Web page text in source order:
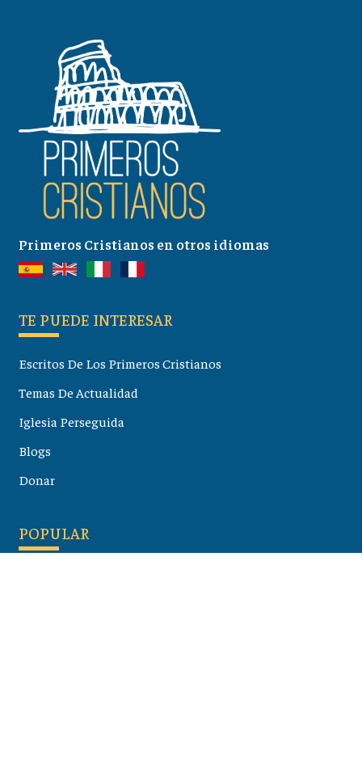
Primeros Cristianos en otros idiomas
TE PUEDE INTERESAR
Escritos De Los Primeros Cristianos
Temas De Actualidad
Iglesia Perseguida
Blogs
Donar
POPULAR